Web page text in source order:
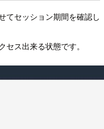
てセッション期間を確認し
ス出来る状態です。